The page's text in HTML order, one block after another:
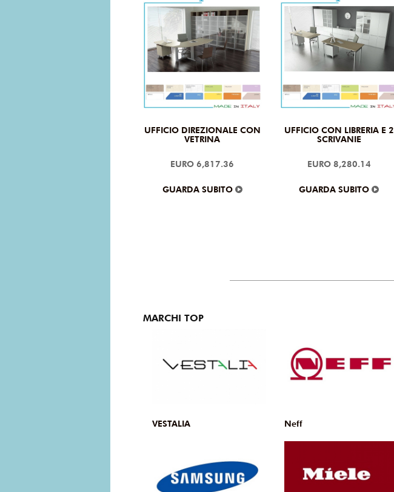
UFFICIO DIREZIONALE CON
VETRINA
EURO 6,817.36
GUARDA SUBITO
UFFICIO CON LIBRERIA E 2
SCRIVANIE
EURO 8,280.14
GUARDA SUBITO
MARCHI TOP
VESTALIA Neff